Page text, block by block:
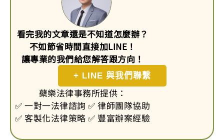
看完我的文章還是不知道怎麼辦？
不如節省時間直接加LINE！
讓專業的我們給您解答跟方向！
+ LINE 與我們聯繫
蘗樂法律事務所提供：
✅ 一對一法律諮詢 ✅ 律師團隊協助
✅ 客製化法律策略 ✅ 豐富辦案經驗